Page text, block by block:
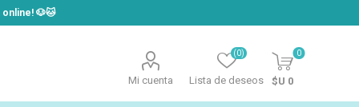
​🐶​🐱
Mi cuenta Lista de deseos
(0) 0
$U 0